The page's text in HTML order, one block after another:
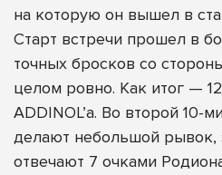
на которую он вышел в
Старт встречи прошел в
точных бросков со
целом ровно. Как итог —
ADDINOL’а. Во второй 10-
делают небольшой рывок,
отвечают 7 очками